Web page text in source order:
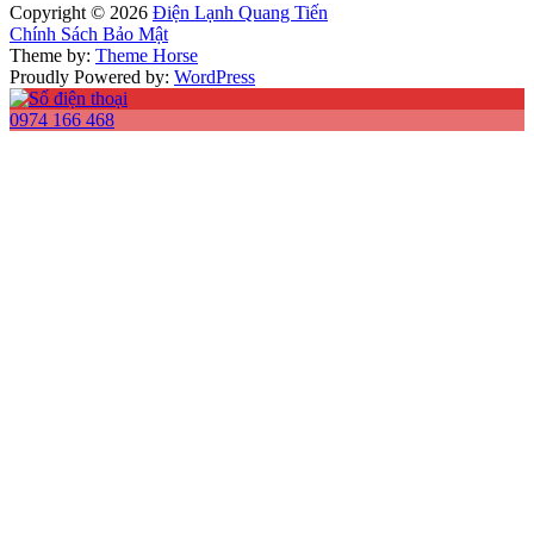
Copyright © 2026 Điện Lạnh Quang Tiến
Chính Sách Bảo Mật
Theme by: Theme Horse
Proudly Powered by: WordPress
0974 166 468